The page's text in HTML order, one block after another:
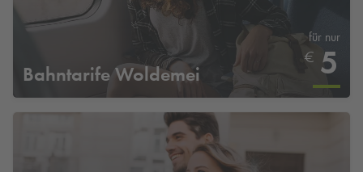
Bahntarife Woldemei
für nur
€ 5